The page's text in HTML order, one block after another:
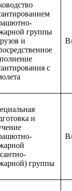
группы
и
с
и
группы